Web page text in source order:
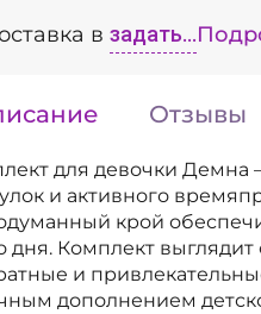
в задать...
Отзывы
для девочки Демна
и активного
крой
дня. Комплект
и
дополнением